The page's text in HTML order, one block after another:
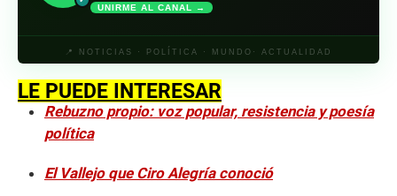
UNIRME AL CANAL →
📍 NOTICIAS · POLÍTICA · MUNDO· ACTUALIDAD
LE PUEDE INTERESAR
Rebuzno propio: voz popular, resistencia y poesía
política
El Vallejo que Ciro Alegría conoció